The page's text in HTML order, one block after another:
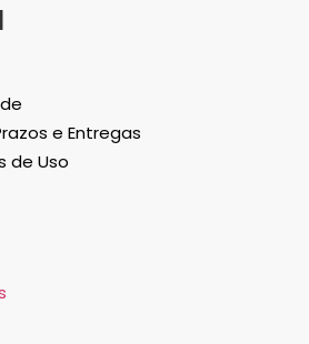
e Entregas
de Uso